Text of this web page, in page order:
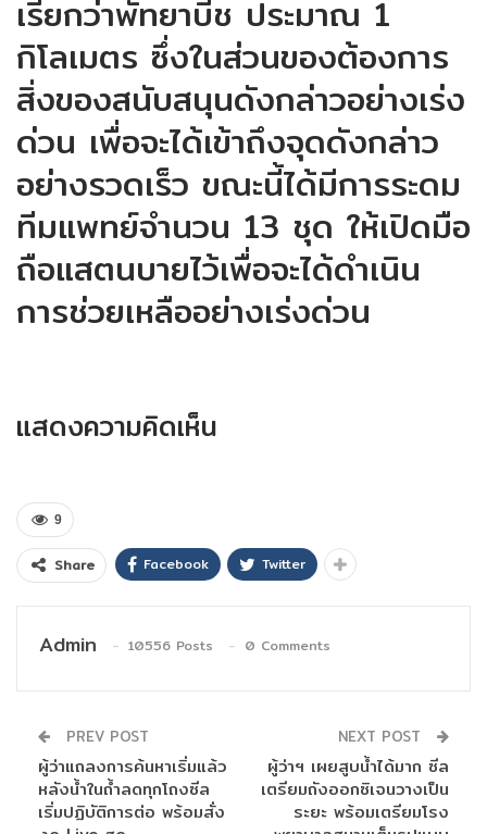
เรียกว่าพัทยาบีช ประมาณ 1
กิโลเมตร ซึ่งในส่วนของต้องการ
สิ่งของสนับสนุนดังกล่าวอย่างเร่ง
ด่วน เพื่อจะได้เข้าถึงจุดดังกล่าว
อย่างรวดเร็ว ขณะนี้ได้มีการระดม
ทีมแพทย์จำนวน 13 ชุด ให้เปิดมือ
ถือแสตนบายไว้เพื่อจะได้ดำเนิน
การช่วยเหลืออย่างเร่งด่วน
แสดงความคิดเห็น
9
Share Facebook Twitter
Admin 10556 Posts 0 Comments
PREV POST
ผู้ว่าแถลงการค้นหาเริ่มแล้ว
หลังน้ำในถ้ำลดทุกโถงซีล
เริ่มปฏิบัติการต่อ พร้อมสั่ง
NEXT POST
ผู้ว่าฯ เผยสูบน้ำได้มาก ซีล
เตรียมถังออกซิเจนวางเป็น
ระยะ พร้อมเตรียมโรง